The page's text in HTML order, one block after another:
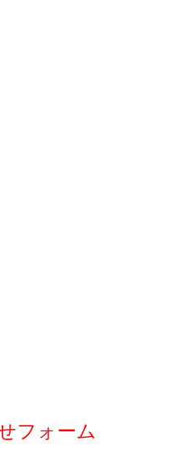
フォーム